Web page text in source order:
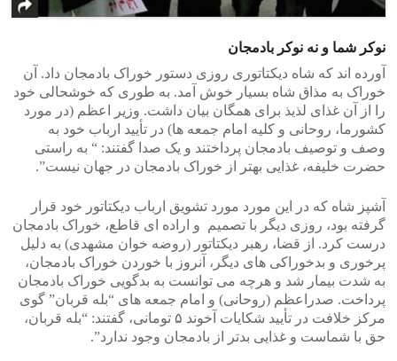
نوکر شما و نه نوکر بادمجان
آورده اند که شاه دیکتاتوری روزی دستور خوراک بادمجان داد. آن
خوراک به مذاق شاه بسیار خوش آمد. به طوری که خوشحالی خود
را از آن غذای لذیذ برای همگان بیان داشت. وزیر اعظم (در مورد
کشورما، روحانی و کلیه امام جمعه ها) در تأیید ارباب خود به
وصف و توصیف بادمجان پرداختند و یک صدا گفتند: “ به راستی
حضرت خلیفه، غذایی بهتر از خوراک بادمجان در جهان نیست”.
آشپز شاه که در این مورد مورد تشویق ارباب دیکتاتور خود قرار
گرفته بود، روزی دیگر با تصمیم و اراده ای قاطع، خوراک بادمجان
درست کرد. از قضا، رهبر دیکتاتور (روضه خوان مشهدی) به دلیل
پرخوری و بدخوراکی های دیگر، آنروز با خوردن خوراک بادمجان،
به شدت بیمار شد و هرچه می توانست به بدگویی خوراک بادمجان
پرداخت. صدراعظم (روحانی) و امام جمعه های “بله قربان” گوی
مرکز خلافت در تأیید شکایات آخوند ۵ تومانی، گفتند: “بله قربان،
حق با شماست و غذایی بدتر از بادمجان وجود ندارد”.